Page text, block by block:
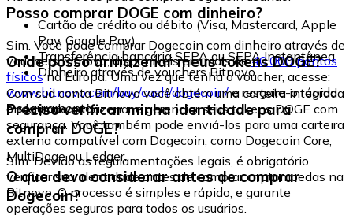
Cartão de crédito ou débito (Visa, Mastercard, Apple
Pay, Google Pay)
Transferência bancária SEPA ou SEPA Instantânea
Dinheiro através de vouchers Bitnovo
Posso comprar DOGE com dinheiro?
Sim. Você pode comprar Dogecoin com dinheiro através de
vouchers Bitnovo, disponíveis em mais de40.000 pontos
físicosna Europa. Uma vez que tenha o voucher, acesse:
www.bitnovo.com/buy/cash/dogecoin/e resgate-o rápida
e seguramente.
Onde posso armazenar meus tokens DOGE?
Com sua conta Bitnovo você obtém uma carteira integrada
onde pode armazenar e gerenciar seus tokens DOGE com
segurança. Você também pode enviá-los para uma carteira
externa compatível com Dogecoin, como Dogecoin Core,
MultiDoge ou Ledger.
Preciso verificar minha identidade para
comprar DOGE?
Sim. Devido às regulamentações legais, é obrigatório
verificar sua identidade antes de comprar criptomoedas na
Bitnovo. O processo é simples e rápido, e garante
operações seguras para todos os usuários.
O que devo considerar antes de comprar
Dogecoin?